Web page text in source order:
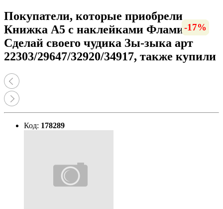
Покупатели, которые приобрели
Книжка А5 с наклейками Фламинго
Сделай своего чудика Зы-зыка арт
22303/29647/32920/34917, также купили
-17%
Код: 178289
-17%
-17%
-17%
-17%
-17%
-17%
-16%
-16%
-16%
-17%